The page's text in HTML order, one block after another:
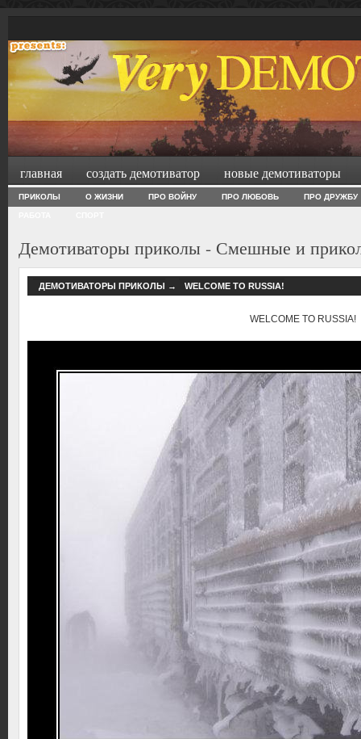
главная создать демотиватор новые демотиваторы
ПРИКОЛЫ О ЖИЗНИ ПРО ВОЙНУ ПРО ЛЮБОВЬ ПРО ДРУЖБУ
Демотиваторы приколы - Смешные и
ДЕМОТИВАТОРЫ ПРИКОЛЫ → WELCOME TO RUSSIA!
WELCOME TO RUSSIA!